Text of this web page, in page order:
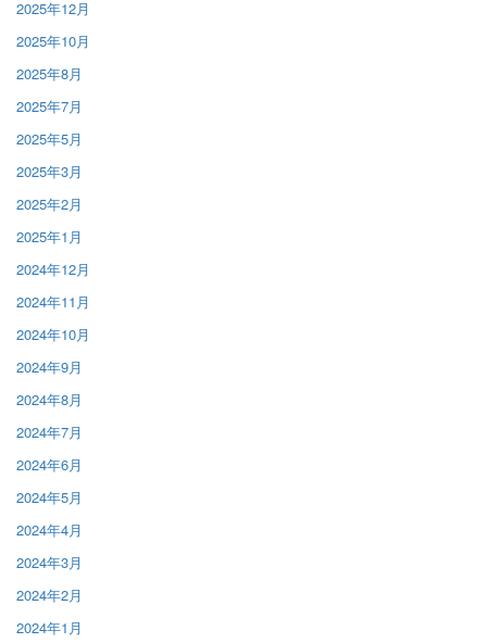
2025年12月
2025年10月
2025年8月
2025年7月
2025年5月
2025年3月
2025年2月
2025年1月
2024年12月
2024年11月
2024年10月
2024年9月
2024年8月
2024年7月
2024年6月
2024年5月
2024年4月
2024年3月
2024年2月
2024年1月